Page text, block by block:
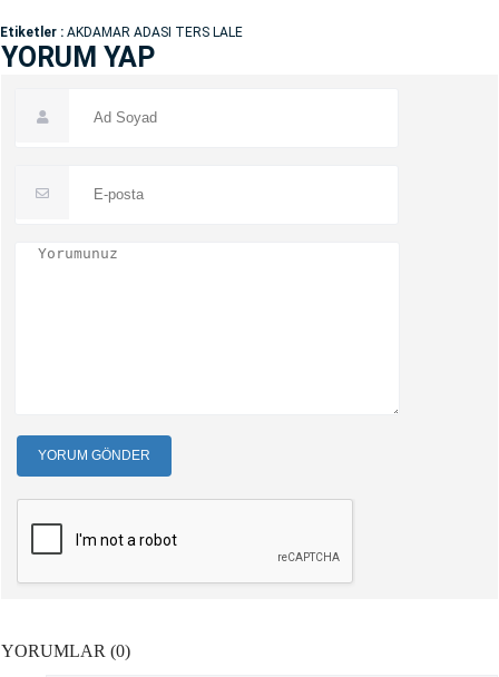
Etiketler : AKDAMAR ADASI TERS LALE
YORUM YAP
YORUM GÖNDER
YORUMLAR (0)